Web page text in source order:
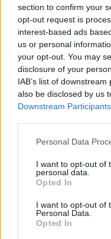
section to confirm your
opt-out request is
interest-based ads
us or personal
your opt-out. You may
disclosure of your
IAB’s list of
also be disclosed by us
Downstream Participants
Personal Data
I want to opt-out of
personal data.
Opted In
I want to opt-out of
Personal Data.
Opted In
Me & My Pet: Η
‪@KaterinaVlachou‬ και
η Λίζα στο 2ο
επεισόδιο!
18.12.2024
Mad Viral